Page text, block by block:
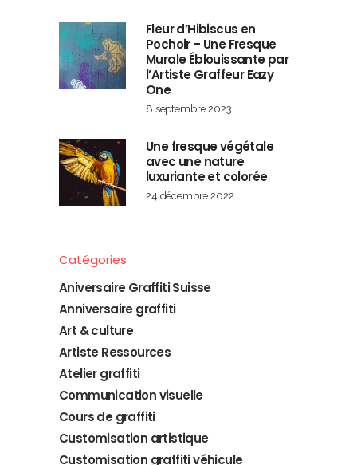
Fleur d’Hibiscus en
Pochoir – Une Fresque
Murale Éblouissante par
l’Artiste Graffeur Eazy
One
8 septembre 2023
Une fresque végétale
avec une nature
luxuriante et colorée
24 décembre 2022
Catégories
Aniversaire Graffiti Suisse
Anniversaire graffiti
Art & culture
Artiste Ressources
Atelier graffiti
Communication visuelle
Cours de graffiti
Customisation artistique
Customisation graffiti véhicule